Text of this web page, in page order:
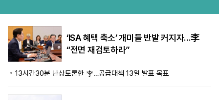
‘ISA 혜택 축소’ 개미들 반발 커지자…李
“전면 재검토하라”
13시간30분 난상토론한 李…공급대책 13일 발표 목표